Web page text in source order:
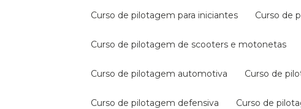
curso de pilotagem para iniciantes curso de
curso de pilotagem de scooters e motonetas
curso de pilotagem automotiva curso de
curso de pilotagem defensiva curso de